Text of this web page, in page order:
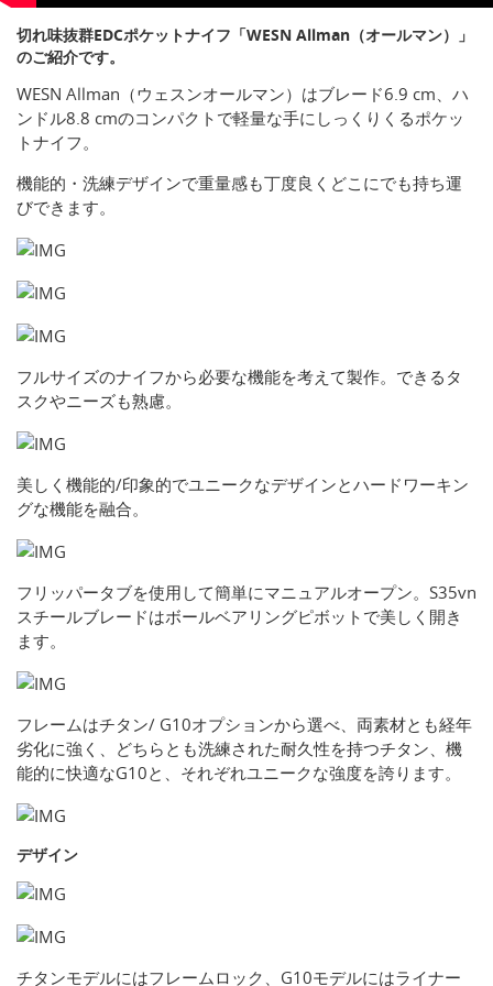
切れ味抜群EDCポケットナイフ「WESN Allman（オールマン）」
のご紹介です。
WESN Allman（ウェスンオールマン）はブレード6.9 cm、ハ
ンドル8.8 cmのコンパクトで軽量な手にしっくりくるポケッ
トナイフ。
機能的・洗練デザインで重量感も丁度良くどこにでも持ち運
びできます。
フルサイズのナイフから必要な機能を考えて製作。できるタ
スクやニーズも熟慮。
美しく機能的/印象的でユニークなデザインとハードワーキン
グな機能を融合。
フリッパータブを使用して簡単にマニュアルオープン。S35vn
スチールブレードはボールベアリングピボットで美しく開き
ます。
フレームはチタン/ G10オプションから選べ、両素材とも経年
劣化に強く、どちらとも洗練された耐久性を持つチタン、機
能的に快適なG10と、それぞれユニークな強度を誇ります。
デザイン
チタンモデルにはフレームロック、G10モデルにはライナー